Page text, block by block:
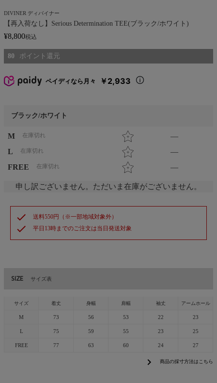
DIVINER ディバイナー
【再入荷なし】Serious Determination TEE(ブラック/ホワイト)
¥8,800税込
80
ペイディなら月々 ￥2,933
ブラック/ホワイト
M 在庫切れ
—
L
在庫切れ
—
FREE
在庫切れ —
申し訳ございません。ただいま在庫がございません。
check 送料550円（※一部地域対象外）
check 平日13時までのご注文は当日発送対象
SIZE サイズ表
サイズ 着丈 身幅 肩幅 袖丈 アームホール
M 73 56 53 22 23
L 75 59 55 23 25
FREE 77 63 60 24 27
chevron_right 商品の採寸方法はこちら